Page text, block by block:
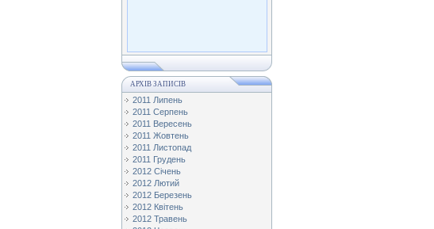
АРХІВ ЗАПИСІВ
2011 Липень
2011 Серпень
2011 Вересень
2011 Жовтень
2011 Листопад
2011 Грудень
2012 Січень
2012 Лютий
2012 Березень
2012 Квітень
2012 Травень